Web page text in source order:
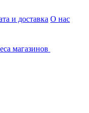
и доставка О нас
магазинов